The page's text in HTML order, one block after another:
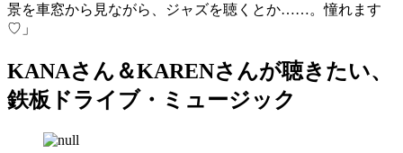
景を車窓から見ながら、ジャズを聴くとか……。憧れます
♡」
KANAさん＆KARENさんが聴きたい、
鉄板ドライブ・ミュージック